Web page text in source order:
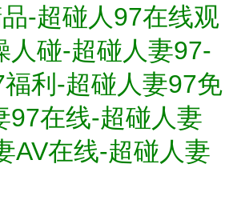
-超碰人97在线观
人碰-超碰人妻97-
利-超碰人妻97免
97在线-超碰人妻
AV在线-超碰人妻